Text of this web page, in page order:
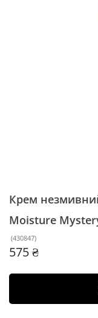
Крем
Moisture
(430847)
575 ₴